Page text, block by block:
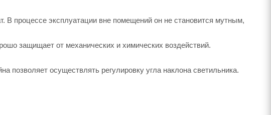
В процессе эксплуатации вне помещений он не становится мутным,
защищает от механических и химических воздействий.
позволяет осуществлять регулировку угла наклона светильника.